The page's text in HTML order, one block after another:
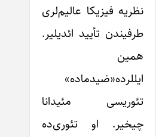
نظریه فیزیکا عالیم‌لری
طرفیندن تأیید ائدیلیر.
همین
ایللرده«ضیدماده»
تئوریسی مئیدانا
چیخیر. او تئوری‌ده